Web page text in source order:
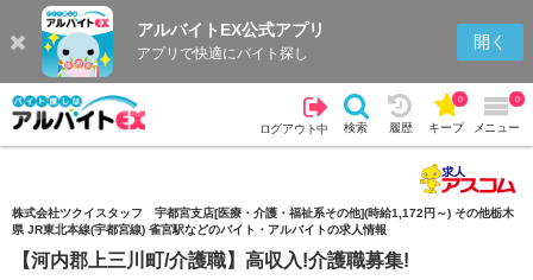
アルバイトEX公式アプリ
アプリで快適にバイト探し
開く
ログアウト中 検索 履歴 キープ
0
メニュー
0
検索 履歴
株式会社ツクイスタッフ 宇都宮支店[医療・介護・福祉系その他](時給1,172円～) その他栃木
県 JR東北本線(宇都宮線) 雀宮駅などのバイト・アルバイトの求人情報
【河内郡上三川町/介護職】高収入!介護職募集!